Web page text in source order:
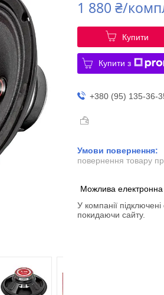
1 880 ₴/
Купити
Купити з
+380 (95) 135-36-
повернення товару
У компанії
покидаючи сайту.